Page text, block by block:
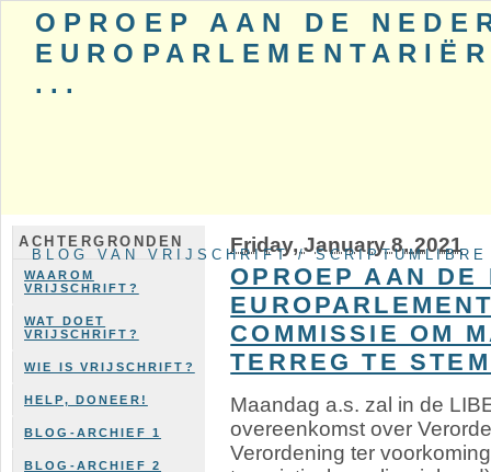
OPROEP AAN DE
...
BLOG VAN VRIJSCHRIFT / SCRIPTUMLIBRE
ACHTERGRONDEN
WAAROM
VRIJSCHRIFT?
WAT DOET
VRIJSCHRIFT?
WIE IS VRIJSCHRIFT?
HELP, DONEER!
BLOG-ARCHIEF 1
BLOG-ARCHIEF 2
Friday, January 8. 2021
OPROEP AAN DE
COMMISSIE OM
TERREG TE
Maandag a.s. zal in de
overeenkomst over
Verordening ter